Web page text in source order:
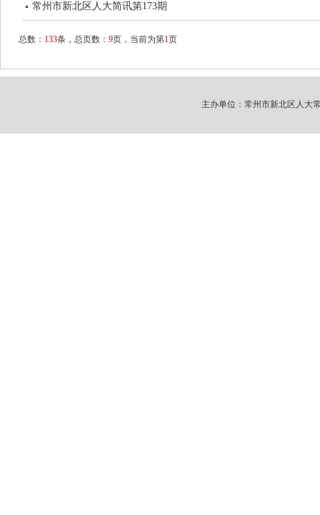
常州市新北区人大简讯第173期
总数： 133条，总页数： 9页，当前为第1页
主办单位：常州市新北区人大